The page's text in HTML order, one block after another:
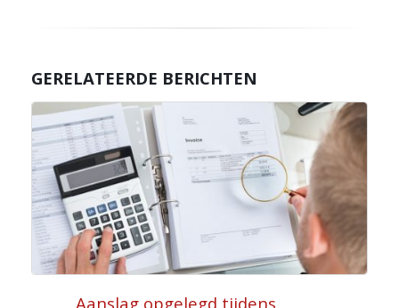
GERELATEERDE BERICHTEN
Aanslag opgelegd tijdens